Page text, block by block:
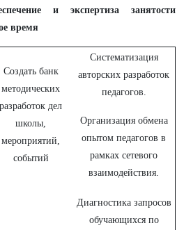
и экспертиза занятости
время
Создать банк
методических
разработок дел
школы,
мероприятий,
событий
Систематизация
авторских разработок
педагогов.
Организация обмена
опытом педагогов в
рамках сетевого
взаимодействия.
Диагностика запросов
обучающихся по